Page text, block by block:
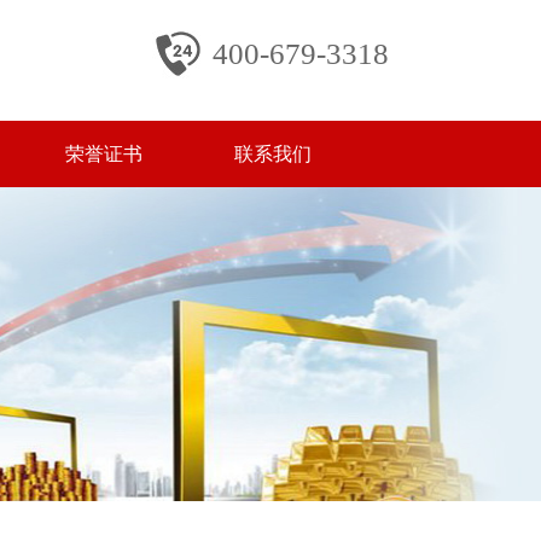
400-679-3318
荣誉证书 联系我们